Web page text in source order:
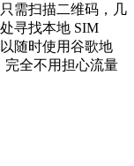
需扫描二维码，几
寻找本地 SIM
随时使用谷歌地
完全不用担心流量